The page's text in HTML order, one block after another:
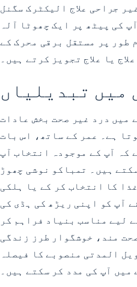
جراحی علاج الیکٹرک سگنل
کی پیٹھ پر ایک چھوٹا آلہ
طور پر مستقل برقی محرک کے
یا علاج تجویز کرتے ہیں۔
میں تبدیلیاں
میں درد غیر صحت بخش عادات
ہے۔ عمر کے ساتھ، اس بات
کہ آپ کے موجودہ انتخاب آپ
ہیں۔ تمباکو نوشی چھوڑ
کا انتخاب کر کے یا ہلکی
آپ کو اپنی ریڑھ کی ہڈی کی
لیے مناسب بنیاد فراہم کر
مند، خوشگوار طرز زندگی
المدتی منصوبے کا فیصلہ
میں آپ کی مدد کر سکتے ہیں۔